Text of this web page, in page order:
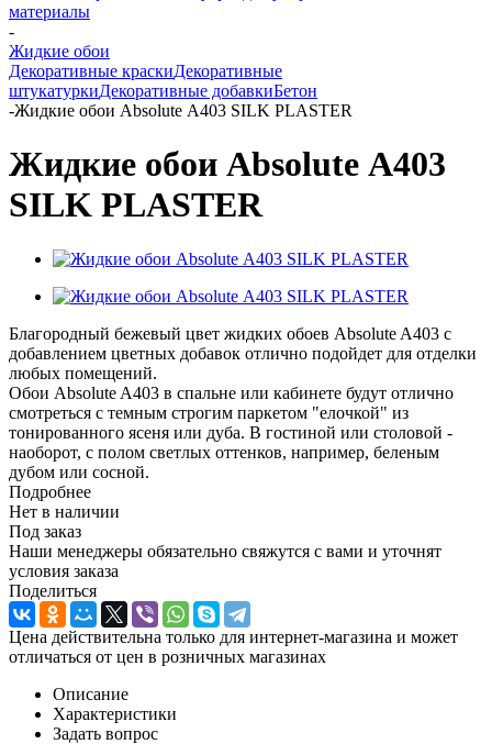
материалы
-
Жидкие обои
Декоративные краскиДекоративные
штукатуркиДекоративные добавкиБетон
-Жидкие обои Absolute А403 SILK PLASTER
Жидкие обои Absolute А403
SILK PLASTER
Благородный бежевый цвет жидких обоев Absolute A403 с
добавлением цветных добавок отлично подойдет для отделки
любых помещений.
Обои Absolute A403 в спальне или кабинете будут отлично
смотреться с темным строгим паркетом "елочкой" из
тонированного ясеня или дуба. В гостиной или столовой -
наоборот, с полом светлых оттенков, например, беленым
дубом или сосной.
Подробнее
Нет в наличии
Под заказ
Наши менеджеры обязательно свяжутся с вами и уточнят
условия заказа
Поделиться
Цена действительна только для интернет-магазина и может
отличаться от цен в розничных магазинах
Описание
Характеристики
Задать вопрос